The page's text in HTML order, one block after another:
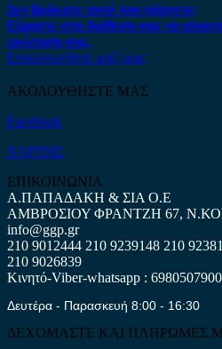
Δεν βρήκατε αυτό που ψάχνετε;
Είμαστε στη διάθεση σας να
ερώτηση σας.
Επικοινωνήστε μαζί μας
ΑΚΟΛΟΥΘΗΣΤΕ ΜΑΣ
Facebook
ΧΑΡΤΗΣ
ΕΠΙΚΟΙΝΩΝΙΑ
Α.ΠΑΠΑΔΑΚΗ & ΣΙΑ Ο.Ε
ΑΜΒΡΟΣΙΟΥ ΦΡΑΝΤΖΗ 67,
info@ggp.gr
210 9012444 210 9239148 210
210 9026839
Κινητό-Viber-whatsapp : 6980507900
Δευτέρα - Παρασκευή 8:00 - 16:30
ΔΕΧΟΜΑΣΤΕ ΚΑΙ ΠΛΗΡΩΜΕΣ